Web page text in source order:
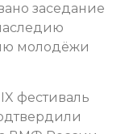
заседание
молодёжи
фестиваль